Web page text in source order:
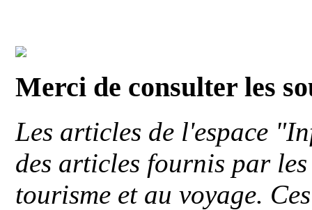
Merci de consulter les
Les articles de l'espace
des articles fournis par
tourisme et au voyage.